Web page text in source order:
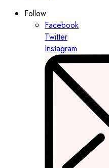
Follow
Facebook
Twitter
Instagram